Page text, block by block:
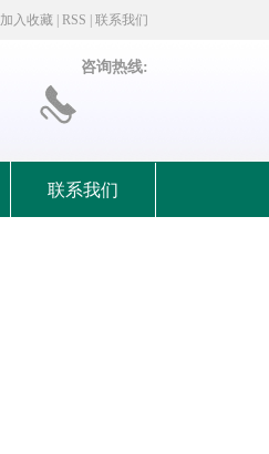
加入收藏 RSS 联系我们
咨询热线:
联系我们